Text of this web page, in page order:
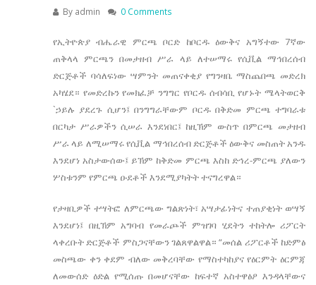
By admin 0 Comments
የኢትዮጵያ ብሔራዊ ምርጫ ቦርድ ከቦርዱ ዕውቅና አግኝተው 7ኛው
ጠቅላላ ምርጫን በመታዘብ ሥራ ላይ ለተሠማሩ የሲቪል ማኅበረሰብ
ድርጅቶች ባሳለፍነው ሣምንት መጠናቀቂያ የግንዛቤ ማስጨበጫ መድረክ
አካሄደ። የመድረኩን የመክፈቻ ንግግር የቦርዱ ሰብሳቢ የሆኑት ሜላትወርቅ
`ኃይሉ ያደረጉ ሲሆን፤ በንግግራቸውም ቦርዱ በቅድመ ምርጫ ተግባራቱ
በርካታ ሥራዎችን ሲሠራ እንደነበር፤ ከዚኽም ውስጥ በምርጫ መታዘብ
ሥራ ላይ ለሚሠማሩ የሲቪል ማኅበረሰብ ድርጅቶች ዕውቅና መስጠት አንዱ
እንደሆነ አስታውሰው፤ ይኽም ከቅድመ ምርጫ እስከ ድኅረ-ምርጫ ያለውን
ሦስቱንም የምርጫ ዑደቶች እንደሚያካትት ተናግረዋል።
የታዛቢዎች ተሣትፎ ለምርጫው ግልጽነት፣ አሣታፊነትና ተጠያቂነት ወሣኝ
እንደሆነ፤ በዚኽም አግባብ የመራጮች ምዝገባ ሂደትን ተከትሎ ሪፖርት
ላቀረቡት ድርጅቶች ምስጋናቸውን ገልጸዋልዋል። “መሰል ሪፖርቶች ከድምፅ
መስጫው ቀን ቀደም ብለው መቅረባቸው የማስተካከያና የዕርምት ዕርምጃ
ለመውሰድ ዕድል የሚሰጡ በመሆናቸው ከፍተኛ አስተዋፅዖ እንዳላቸውና